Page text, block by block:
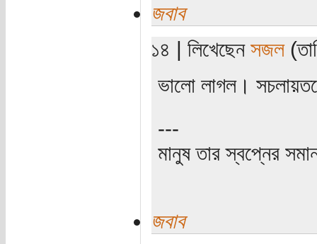
জবাব
১৪ | লিখেছেনসজল
ভালো লাগল।
---
মানুষ তার স্বপ্নের
জবাব